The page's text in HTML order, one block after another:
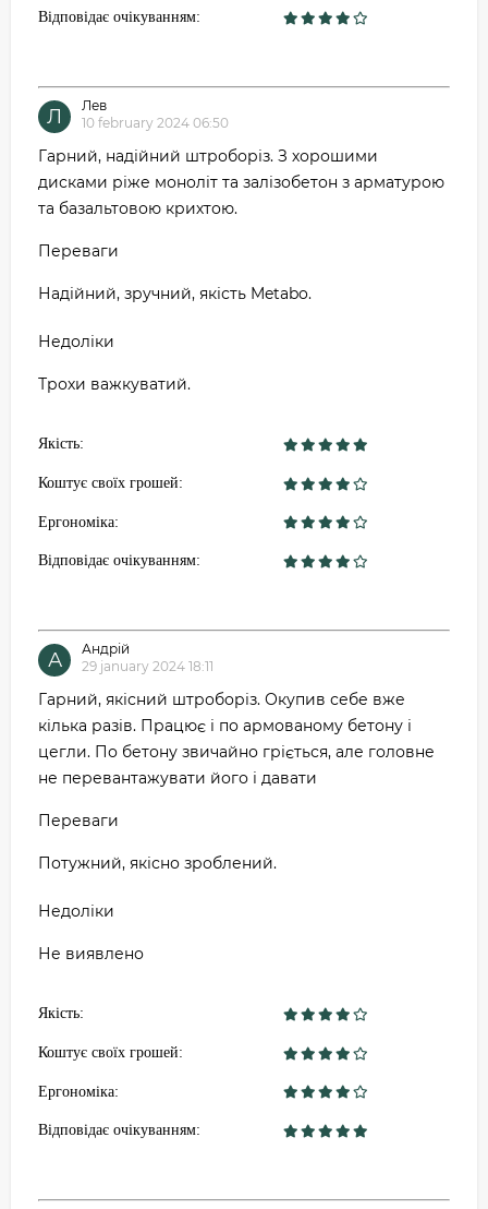
Відповідає очікуванням:
Л
Лев
10 february 2024 06:50
Гарний, надійний штроборіз. З хорошими
дисками ріже моноліт та залізобетон з арматурою
та базальтовою крихтою.
Переваги
Надійний, зручний, якість Metabo.
Недоліки
Трохи важкуватий.
Якість:
Коштує своїх грошей:
Ергономіка:
Відповідає очікуванням:
А
Андрій
29 january 2024 18:11
Гарний, якісний штроборіз. Окупив себе вже
кілька разів. Працює і по армованому бетону і
цегли. По бетону звичайно гріється, але головне
не перевантажувати його і давати
Переваги
Потужний, якісно зроблений.
Недоліки
Не виявлено
Якість:
Коштує своїх грошей:
Ергономіка:
Відповідає очікуванням: